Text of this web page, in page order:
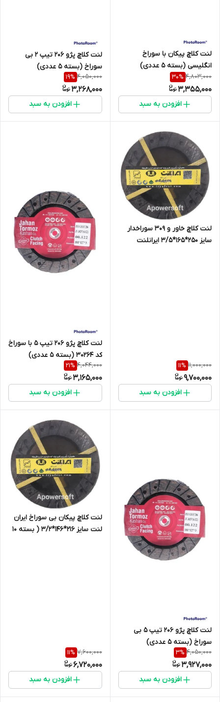
لنت کلاچ پیکان با سوراخ
انگلیسی (بسته 5 عددی)
3/2*146*216
4,803,000
30%
3,355,000
افزودن به سبد
لنت کلاچ پژو 206 تیپ 2 بی
سوراخ (بسته 5 عددی)
3*125*180
4,050,000
19%
3,268,000
افزودن به سبد
لنت کلاچ خاور و 309 سوراخدار
سایز 250*165*3/5 ایرانلنت
11,000,000
11%
9,700,000
افزودن به سبد
لنت کلاچ پژو 206 تیپ 5 با سوراخ
کد 30264 (بسته 5 عددی)
3*137*200
4,044,000
21%
3,165,000
افزودن به سبد
لنت کلاچ پژو 206 تیپ 5 بی
سوراخ (بسته 5 عددی)
3*137*200
4,050,000
3%
3,927,000
افزودن به سبد
لنت کلاچ پیکان بی سوراخ ایران
لنت سایز 216*146*3/2 ( بسته 10
7,600,000
11%
6,720,000
افزودن به سبد